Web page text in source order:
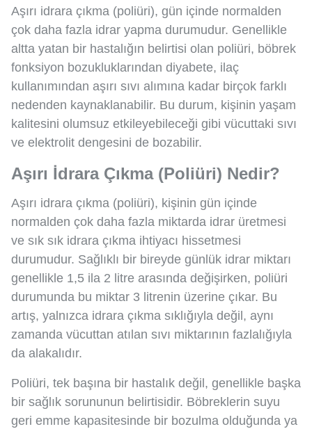
Aşırı idrara çıkma (poliüri), gün içinde normalden
çok daha fazla idrar yapma durumudur. Genellikle
altta yatan bir hastalığın belirtisi olan poliüri, böbrek
fonksiyon bozukluklarından diyabete, ilaç
kullanımından aşırı sıvı alımına kadar birçok farklı
nedenden kaynaklanabilir. Bu durum, kişinin yaşam
kalitesini olumsuz etkileyebileceği gibi vücuttaki sıvı
ve elektrolit dengesini de bozabilir.
Aşırı İdrara Çıkma (Poliüri) Nedir?
Aşırı idrara çıkma (poliüri), kişinin gün içinde
normalden çok daha fazla miktarda idrar üretmesi
ve sık sık idrara çıkma ihtiyacı hissetmesi
durumudur. Sağlıklı bir bireyde günlük idrar miktarı
genellikle 1,5 ila 2 litre arasında değişirken, poliüri
durumunda bu miktar 3 litrenin üzerine çıkar. Bu
artış, yalnızca idrara çıkma sıklığıyla değil, aynı
zamanda vücuttan atılan sıvı miktarının fazlalığıyla
da alakalıdır.
Poliüri, tek başına bir hastalık değil, genellikle başka
bir sağlık sorununun belirtisidir. Böbreklerin suyu
geri emme kapasitesinde bir bozulma olduğunda ya